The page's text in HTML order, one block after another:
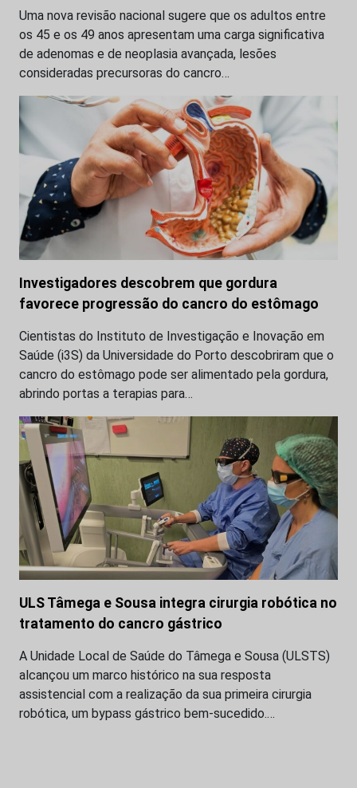
Uma nova revisão nacional sugere que os adultos entre
os 45 e os 49 anos apresentam uma carga significativa
de adenomas e de neoplasia avançada, lesões
consideradas precursoras do cancro…
Investigadores descobrem que gordura
favorece progressão do cancro do estômago
Cientistas do Instituto de Investigação e Inovação em
Saúde (i3S) da Universidade do Porto descobriram que o
cancro do estômago pode ser alimentado pela gordura,
abrindo portas a terapias para…
ULS Tâmega e Sousa integra cirurgia robótica no
tratamento do cancro gástrico
A Unidade Local de Saúde do Tâmega e Sousa (ULSTS)
alcançou um marco histórico na sua resposta
assistencial com a realização da sua primeira cirurgia
robótica, um bypass gástrico bem-sucedido.…